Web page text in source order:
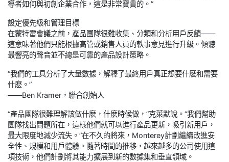
導者如何與初創企業合作，這是非常寶貴的。”
設定優先級和管理目標
在蒙特雷會議之前，產品團隊很難收集、分類和分析用戶反饋——
這意味著他們只能根據高管或銷售人員的軼事意見進行升級。傾聽
最響亮的聲音並不總是可靠的產品設計策略。
“我們的工具分析了大量數據，解釋了最終用戶真正想要什麽和需要
什麽。”
——Ben Kramer，聯合創始人
“產品團隊很難理解該做什麽，什麽時候做，”克萊默說。“我們幫助
團隊找出問題所在，這樣他們就可以進行產品更新，吸引新用戶，
最大限度地減少流失。”在不久的將來，Monterey計劃繼續改進安
全性、規模和用戶體驗。隨著時間的推移，越來越多的公司使用這
項技術，他們計劃將其能力擴展到新的數據集和垂直領域。